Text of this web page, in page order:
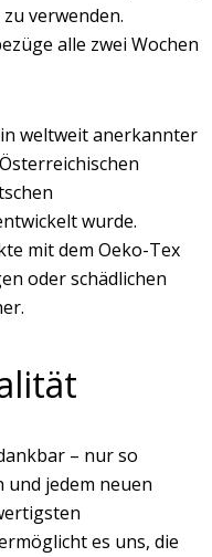
verwenden.
alle zwei Wochen
weltweit anerkannter
wurde.
mit dem Oeko-Tex
oder schädlichen
– nur so
jedem neuen
es uns, die